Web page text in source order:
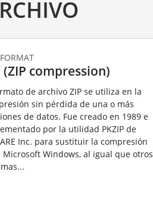
(ZIP compression)
de archivo ZIP se utiliza en la
sin pérdida de una o más
de datos. Fue creado en 1989 e
por la utilidad PKZIP de
Inc. para sustituir la compresión
Microsoft Windows, al igual que otros